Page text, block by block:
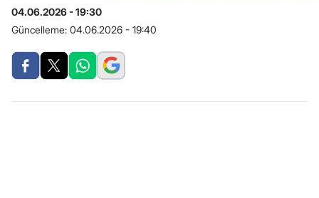
04.06.2026 - 19:30
Güncelleme: 04.06.2026 - 19:40